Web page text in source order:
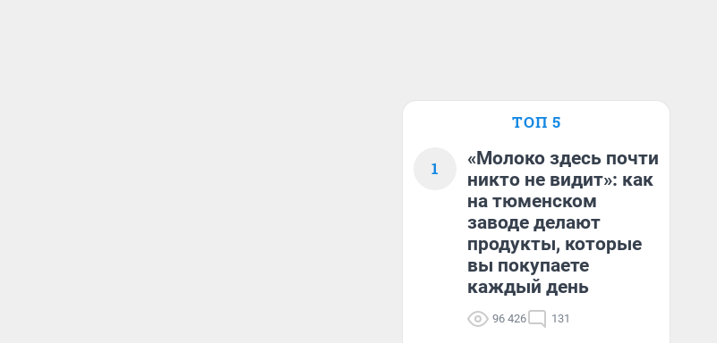
ТОП 5
1
«Молоко здесь почти
никто не видит»: как
на тюменском
заводе делают
продукты, которые
вы покупаете
каждый день
96 426 131